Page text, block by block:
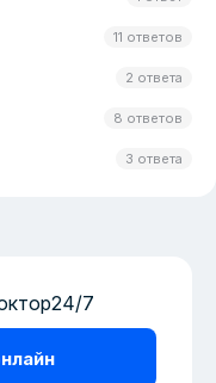
11 ответов
2 ответа
8 ответов
3 ответа
7